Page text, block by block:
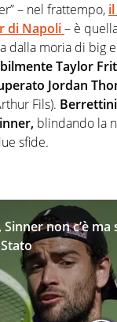
– nel frattempo,
di Napoli– è
dalla moria di big
Taylor
Jordan
Fils).
blindando la
sfide.
non c’è